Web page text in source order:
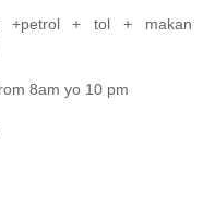
+petrol + tol + makan
8am yo 10 pm